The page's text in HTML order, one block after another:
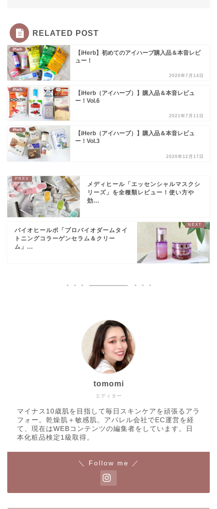
RELATED POST
iHerb
【iHerb】初めてのアイハーブ購入品＆本音レビ
ュー！
2020年7月14日
iHerb
【iHerb（アイハーブ）】購入品＆本音レビュ
ー！Vol.6
2021年7月11日
iHerb
【iHerb（アイハーブ）】購入品＆本音レビュ
ー！Vol.3
2020年12月17日
メディヒール「エッセンシャルマスクシ
リーズ」を全種類レビュー！使い方や
効...
バイオヒールボ「プロバイオダームタイ
トニングコラーゲンセラム＆クリー
ム」...
エディター
tomomi
マイナス10歳肌を目指して毎日スキンケアを頑張るアラ
フォー。乾燥肌＋敏感肌。アパレル会社でEC運営を経
て、現在はWEBコンテンツの編集者をしています。日
本化粧品検定1級取得。
＼ Follow me ／